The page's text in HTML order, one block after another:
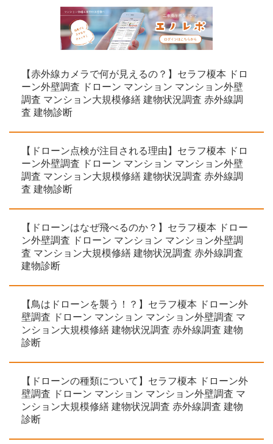
【赤外線カメラで何が見えるの？】セラフ榎本 ドロ
ーン外壁調査 ドローン マンション マンション外壁
調査 マンション大規模修繕 建物状況調査 赤外線調
査 建物診断
【ドローン点検が注目される理由】セラフ榎本 ドロ
ーン外壁調査 ドローン マンション マンション外壁
調査 マンション大規模修繕 建物状況調査 赤外線調
査 建物診断
【ドローンはなぜ飛べるのか？】セラフ榎本 ドロー
ン外壁調査 ドローン マンション マンション外壁調
査 マンション大規模修繕 建物状況調査 赤外線調査
建物診断
【鳥はドローンを襲う！？】セラフ榎本 ドローン外
壁調査 ドローン マンション マンション外壁調査 マ
ンション大規模修繕 建物状況調査 赤外線調査 建物
診断
【ドローンの種類について】セラフ榎本 ドローン外
壁調査 ドローン マンション マンション外壁調査 マ
ンション大規模修繕 建物状況調査 赤外線調査 建物
診断